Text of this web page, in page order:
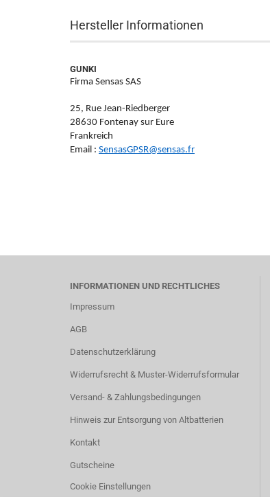
Hersteller Informationen
GUNKI
Firma Sensas SAS
25, Rue Jean-Riedberger
28630 Fontenay sur Eure
Frankreich
Email : SensasGPSR@sensas.fr
INFORMATIONEN UND RECHTLICHES
Impressum
AGB
Datenschutzerklärung
Widerrufsrecht & Muster-Widerrufsformular
Versand- & Zahlungsbedingungen
Hinweis zur Entsorgung von Altbatterien
Kontakt
Gutscheine
Cookie Einstellungen